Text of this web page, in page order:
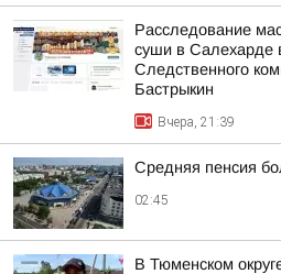
Расследование
суши в Салехарде
Следственного
Бастрыкин
Вчера, 21:39
Средняя пенсия
02:45
В Тюменском